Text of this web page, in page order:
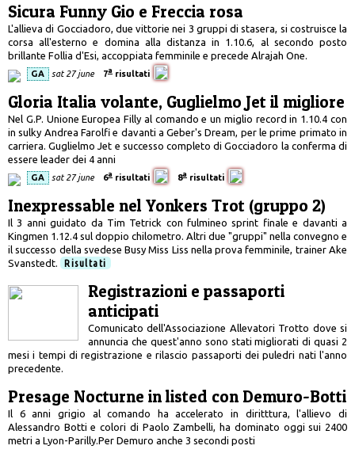
Sicura Funny Gio e Freccia rosa
L'allieva di Gocciadoro, due vittorie nei 3 gruppi di stasera, si costruisce la
corsa all'esterno e domina alla distanza in 1.10.6, al secondo posto
brillante Follia d'Esi, accoppiata femminile e precede Alrajah One.
GA sat 27 june 7a risultati
Gloria Italia volante, Guglielmo Jet il migliore
Nel G.P. Unione Europea Filly al comando e un miglio record in 1.10.4 con
in sulky Andrea Farolfi e davanti a Geber's Dream, per le prime primato in
carriera. Guglielmo Jet e successo completo di Gocciadoro la conferma di
essere leader dei 4 anni
GA sat 27 june 6a risultati 8a risultati
Inexpressable nel Yonkers Trot (gruppo 2)
Il 3 anni guidato da Tim Tetrick con fulmineo sprint finale e davanti a
Kingmen 1.12.4 sul doppio chilometro. Altri due "gruppi" nella convegno e
il successo della svedese Busy Miss Liss nella prova femminile, trainer Ake
Svanstedt.
Risultati
Registrazioni e passaporti
anticipati
Comunicato dell'Associazione Allevatori Trotto dove si
annuncia che quest'anno sono stati migliorati di quasi 2
mesi i tempi di registrazione e rilascio passaporti dei puledri nati l'anno
precedente.
Presage Nocturne in listed con Demuro-Botti
Il 6 anni grigio al comando ha accelerato in diritttura, l'allievo di
Alessandro Botti e colori di Paolo Zambelli, ha dominato oggi sui 2400
metri a Lyon-Parilly.Per Demuro anche 3 secondi posti